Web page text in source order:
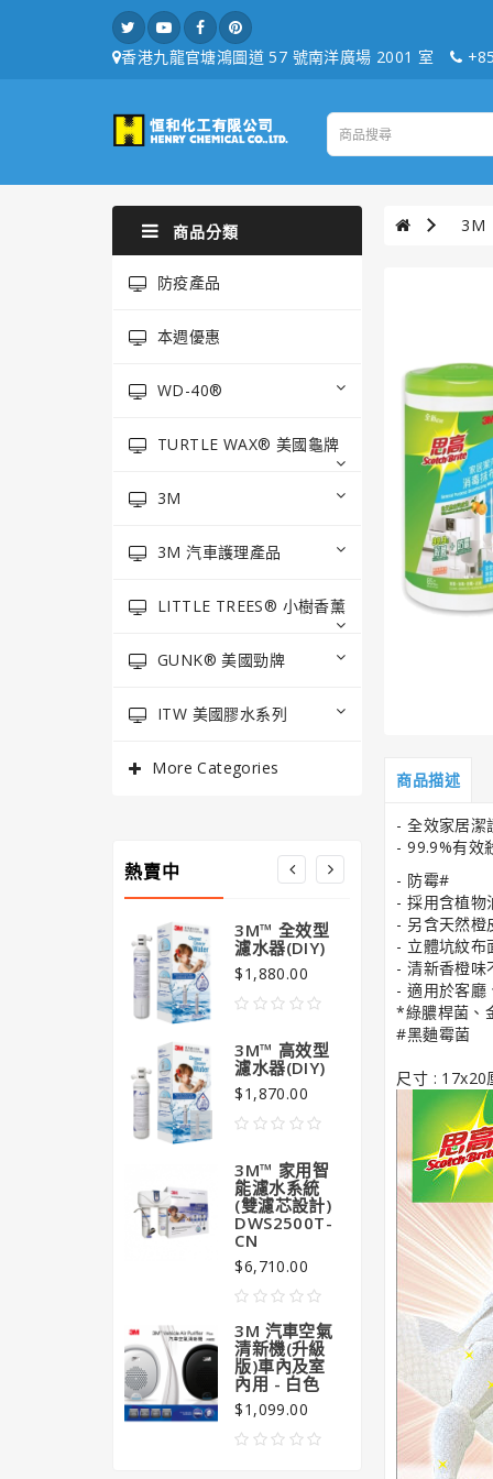
香港九龍官塘鴻圖道 57 號南洋廣場 2001 室
商品分類
防疫產品
本週優惠
WD-40®
TURTLE WAX® 美國龜牌
3M
3M 汽車護理產品
LITTLE TREES® 小樹香薰
GUNK® 美國勁牌
ITW 美國膠水系列
More Categories
熱賣中
3M™ 全效型
濾水器(DIY)
$1,880.00
3M™ 高效型
濾水器(DIY)
$1,870.00
3M™ 家用智
能濾水系統
(雙濾芯設計)
DWS2500T-
CN
$6,710.00
3M 汽車空氣
清新機(升級
版)車內及室
內用 - 白色
$1,099.00
3M
清
版)
3M
商品描述
- 全效家居
- 99.9%有效
- 防霉#
- 採用含植物
- 另含天然橙
- 立體坑紋布
- 清新香橙味
- 適用於客廳
*綠膿桿菌、
#黑麯霉菌
尺寸 : 17x20